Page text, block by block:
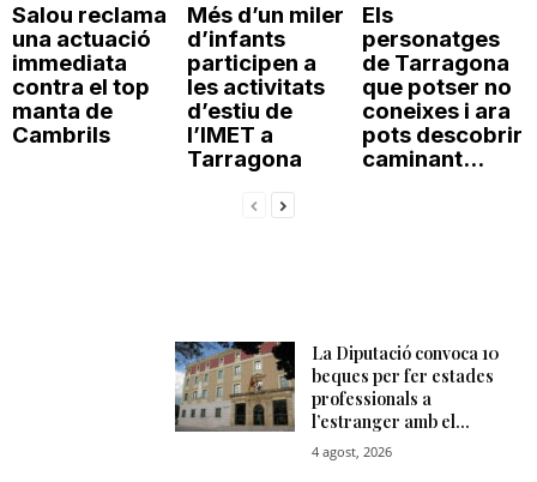
Salou reclama
una actuació
immediata
contra el top
manta de
Cambrils
Més d’un miler
d’infants
participen a
les activitats
d’estiu de
l’IMET a
Tarragona
Els
personatges
de Tarragona
que potser no
coneixes i ara
pots descobrir
caminant...